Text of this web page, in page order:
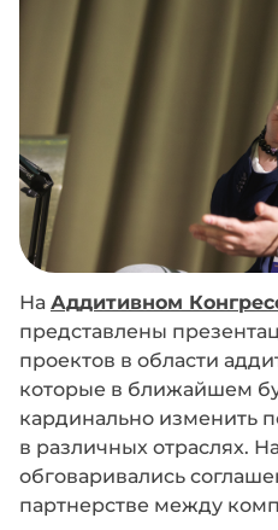
НаАддитивном
представлены
проектов в области
которые в ближайшем
кардинально изменить
в различных отраслях.
обговаривались
партнерстве между